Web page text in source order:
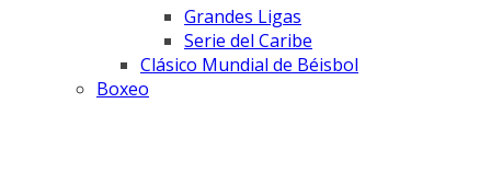
Grandes Ligas
Serie del Caribe
Clásico Mundial de Béisbol
Boxeo